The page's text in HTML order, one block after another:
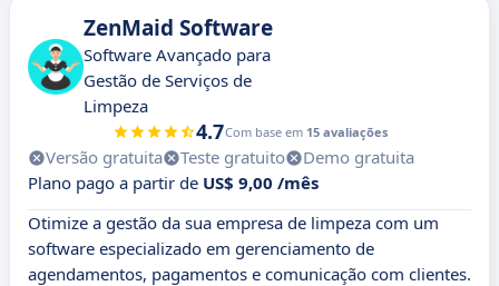
ZenMaid Software
Software Avançado para
Gestão de Serviços de
Limpeza
4.7Com base em 15 avaliações
Versão gratuita Teste gratuito
Demo gratuita
Plano pago a partir de US$ 9,00 /mês
Otimize a gestão da sua empresa de limpeza com um
software especializado em gerenciamento de
agendamentos, pagamentos e comunicação com clientes.